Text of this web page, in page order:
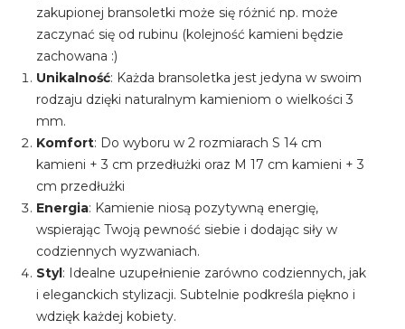
zakupionej bransoletki może się różnić np. może
zaczynać się od rubinu (kolejność kamieni będzie
zachowana :)
Unikalność: Każda bransoletka jest jedyna w swoim
rodzaju dzięki naturalnym kamieniom o wielkości 3
mm.
Komfort: Do wyboru w 2 rozmiarach S 14 cm
kamieni + 3 cm przedłużki oraz M 17 cm kamieni + 3
cm przedłużki
Energia: Kamienie niosą pozytywną energię,
wspierając Twoją pewność siebie i dodając siły w
codziennych wyzwaniach.
Styl: Idealne uzupełnienie zarówno codziennych, jak
i eleganckich stylizacji. Subtelnie podkreśla piękno i
wdzięk każdej kobiety.